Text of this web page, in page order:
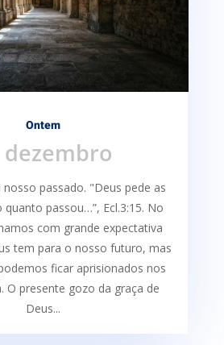
Ontem
dezembro
passado. "Deus pede as
passou…”, Ecl.3:15. No
com grande expectativa
tem para o nosso futuro, mas
ficar aprisionados nos
O presente gozo da graça de
Deus...